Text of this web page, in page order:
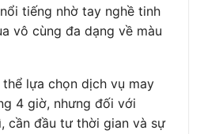
tiếng nhờ tay nghề tinh
vô cùng đa dạng về màu
lựa chọn dịch vụ may
4 giờ, nhưng đối với
cần đầu tư thời gian và sự